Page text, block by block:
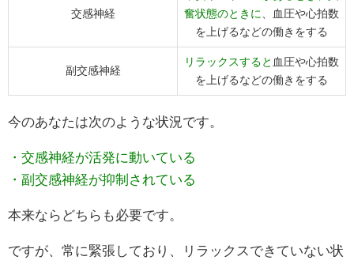
交感神経
奮状態のときに
、血圧や心拍数
を上げるなどの働きをする
副交感神経
リラックスすると 血圧や心拍数
を上げるなどの働きをする
今のあなたは次のような状況です。
・交感神経が活発に動いている
・副交感神経が抑制されている
本来ならどちらも必要です。
ですが、常に緊張しており、リラックスできていない状